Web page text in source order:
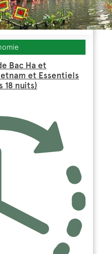
Bac Ha et
et Essentiels
18 nuits)